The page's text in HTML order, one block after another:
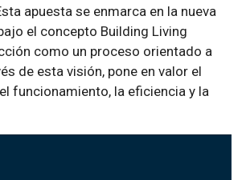
apuesta se enmarca en la nueva
el concepto Building Living
como un proceso orientado a
de esta visión, pone en valor el
funcionamiento, la eficiencia y la